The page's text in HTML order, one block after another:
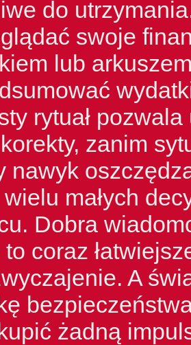
do
swoje
lub
rytuał
zanim
nawyk
małych
Dobra
to coraz
A
żadną